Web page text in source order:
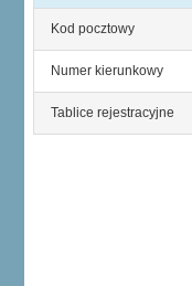
Kod pocztowy
Numer kierunkowy
Tablice rejestracyjne